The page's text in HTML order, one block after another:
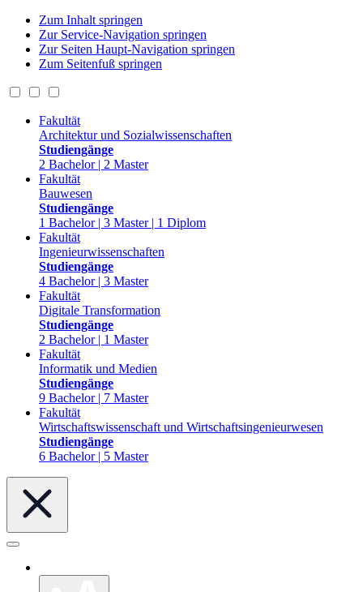
Zum Inhalt springen
Zur Service-Navigation springen
Zur Seiten Haupt-Navigation springen
Zum Seitenfuß springen
Fakultät
Architektur und Sozialwissenschaften
Studiengänge
2 Bachelor | 2 Master
Fakultät
Bauwesen
Studiengänge
1 Bachelor | 3 Master | 1 Diplom
Fakultät
Ingenieurwissenschaften
Studiengänge
4 Bachelor | 3 Master
Fakultät
Digitale Transformation
Studiengänge
2 Bachelor | 1 Master
Fakultät
Informatik und Medien
Studiengänge
9 Bachelor | 7 Master
Fakultät
Wirtschaftswissenschaft und Wirtschaftsingenieurwesen
Studiengänge
6 Bachelor | 5 Master